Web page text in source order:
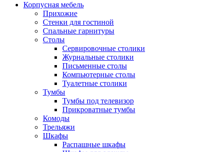
Корпусная мебель
Прихожие
Стенки для гостиной
Спальные гарнитуры
Столы
Сервировочные столики
Журнальные столики
Письменные столы
Компьютерные столы
Туалетные столики
Тумбы
Тумбы под телевизор
Прикроватные тумбы
Комоды
Трельяжи
Шкафы
Распашные шкафы